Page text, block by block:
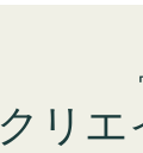
クリエ